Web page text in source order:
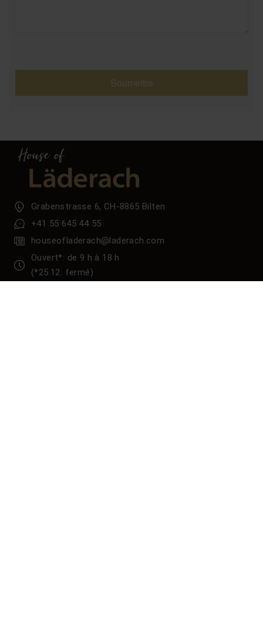
Soumettre
Grabenstrasse 6, CH-8865 Bilten
+41 55 645 44 55
houseofladerach@laderach.com
Ouvert*: de 9 h à 18 h
(*25.12. fermé)